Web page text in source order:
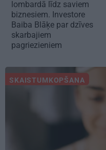
lombardā līdz saviem
biznesiem. Investore
Baiba Blāķe par dzīves
skarbajiem
pagriezieniem
SKAISTUMKOPŠANA